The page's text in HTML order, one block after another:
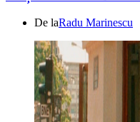
De laRadu Marinescu